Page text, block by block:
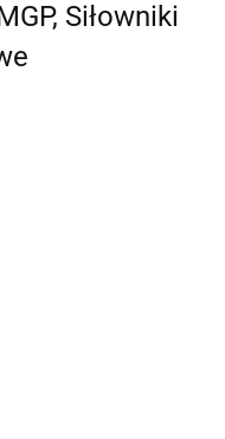
Siłowniki